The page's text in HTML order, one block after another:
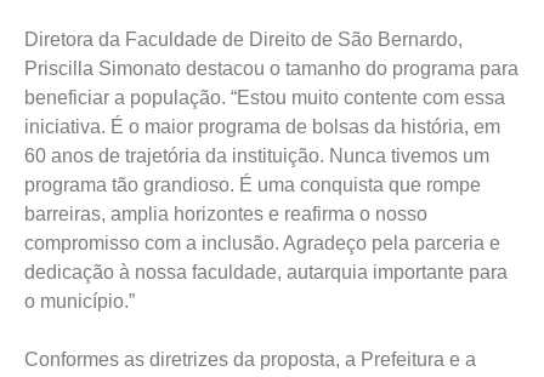
Diretora da Faculdade de Direito de São Bernardo,
Priscilla Simonato destacou o tamanho do programa para
beneficiar a população. “Estou muito contente com essa
iniciativa. É o maior programa de bolsas da história, em
60 anos de trajetória da instituição. Nunca tivemos um
programa tão grandioso. É uma conquista que rompe
barreiras, amplia horizontes e reafirma o nosso
compromisso com a inclusão. Agradeço pela parceria e
dedicação à nossa faculdade, autarquia importante para
o município.”
Conformes as diretrizes da proposta, a Prefeitura e a